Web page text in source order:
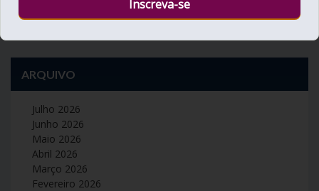
ARQUIVO
Julho 2026
Junho 2026
Maio 2026
Abril 2026
Março 2026
Fevereiro 2026